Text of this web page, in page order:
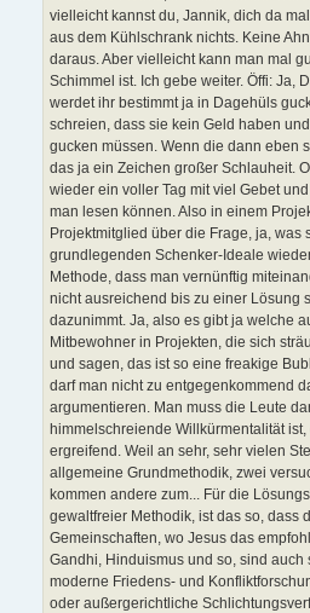
vielleicht kannst du, Jannik, dich da
aus dem Kühlschrank nichts. Keine
daraus. Aber vielleicht kann man mal
Schimmel ist. Ich gebe weiter. Öffi: Ja,
werdet ihr bestimmt ja in Dagehüls
schreien, dass sie kein Geld haben
gucken müssen. Wenn die dann eben
das ja ein Zeichen großer Schlauheit.
wieder ein voller Tag mit viel Gebet
man lesen können. Also in einem
Projektmitglied über die Frage, ja, was
grundlegenden Schenker-Ideale
Methode, dass man vernünftig
nicht ausreichend bis zu einer Lösung
dazunimmt. Ja, also es gibt ja welche
Mitbewohner in Projekten, die sich
und sagen, das ist so eine freakige
darf man nicht zu entgegenkommend
argumentieren. Man muss die Leute
himmelschreiende Willkürmentalität
ergreifend. Weil an sehr, sehr vielen
allgemeine Grundmethodik, zwei
kommen andere zum... Für die
gewaltfreier Methodik, ist das so, dass
Gemeinschaften, wo Jesus das
Gandhi, Hinduismus und so, sind auch
moderne Friedens- und
oder außergerichtliche